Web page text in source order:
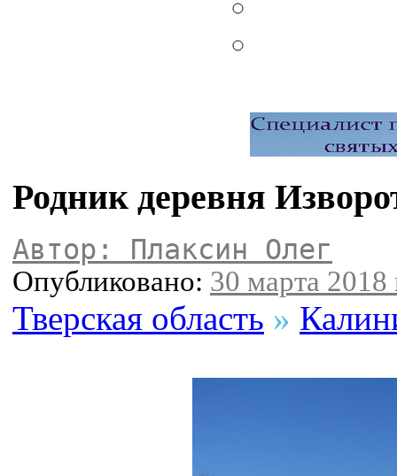
Родник деревня
Автор: Плаксин Олег
Опубликовано: 30 марта 2018
Тверская область »